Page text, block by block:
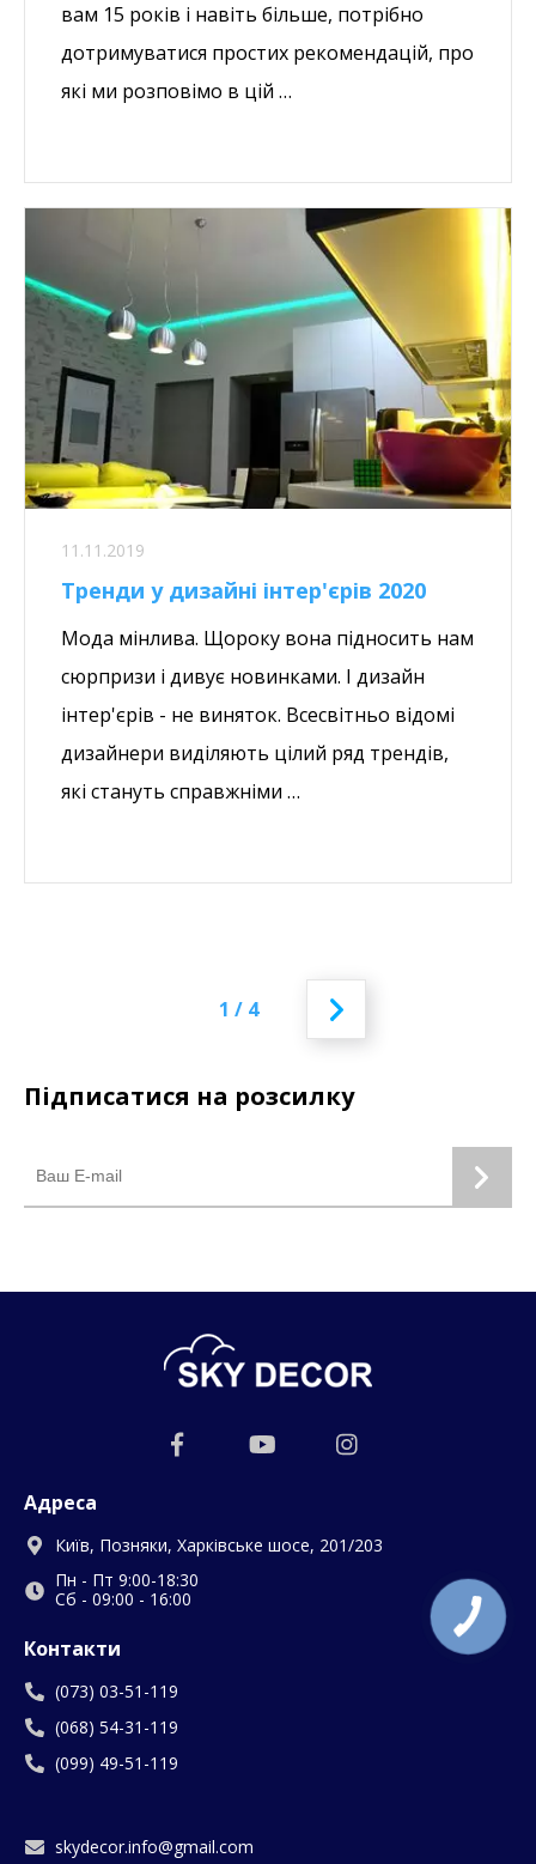
вам 15 років і навіть більше, потрібно
дотримуватися простих рекомендацій, про
які ми розповімо в цій …
11.11.2019
Тренди у дизайні інтер'єрів 2020
Мода мінлива. Щороку вона підносить нам
сюрпризи і дивує новинками. І дизайн
інтер'єрів - не виняток. Всесвітньо відомі
дизайнери виділяють цілий ряд трендів,
які стануть справжніми …
1 / 4
Підписатися на розсилку
Адреса
Київ, Позняки, Харківське шосе, 201/203
Пн - Пт 9:00-18:30
Сб - 09:00 - 16:00
Контакти
(073) 03-51-119
(068) 54-31-119
(099) 49-51-119
skydecor.info@gmail.com